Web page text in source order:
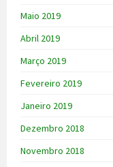
Maio 2019
Abril 2019
Março 2019
Fevereiro 2019
Janeiro 2019
Dezembro 2018
Novembro 2018